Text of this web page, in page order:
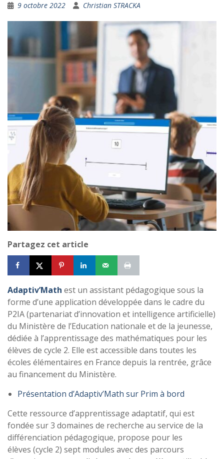
9 octobre 2022 Christian STRACKA
Partagez cet article
Adaptiv’Math est un assistant pédagogique sous la
forme d’une application développée dans le cadre du
P2IA (partenariat d’innovation et intelligence artificielle)
du Ministère de l’Education nationale et de la jeunesse,
dédiée à l’apprentissage des mathématiques pour les
élèves de cycle 2. Elle est accessible dans toutes les
écoles élémentaires en France depuis la rentrée, grâce
au financement du Ministère.
Présentation d’Adaptiv’Math sur Prim à bord
Cette ressource d’apprentissage adaptatif, qui est
fondée sur 3 domaines de recherche au service de la
différenciation pédagogique, propose pour les
élèves (cycle 2) sept modules avec des parcours